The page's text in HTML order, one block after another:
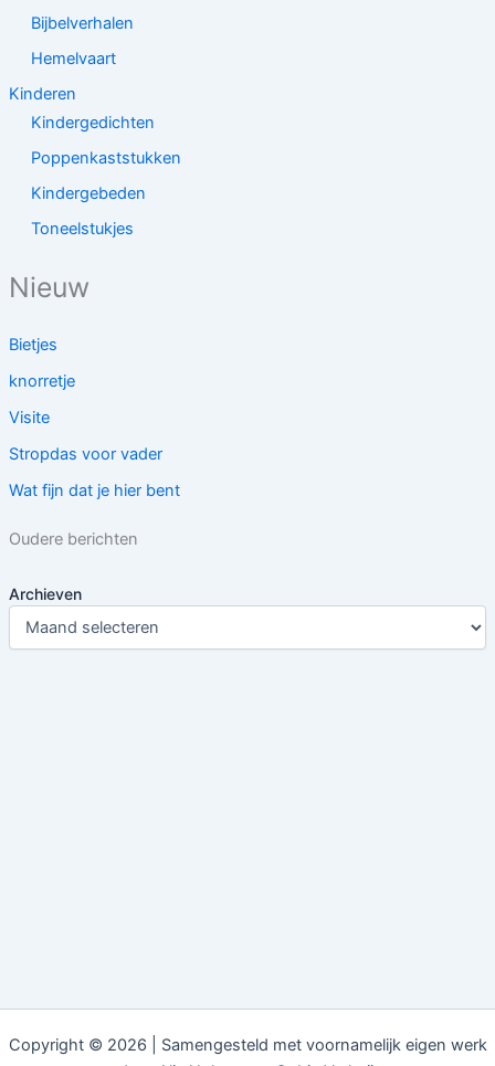
Bijbelverhalen
Hemelvaart
Kinderen
Kindergedichten
Poppenkaststukken
Kindergebeden
Toneelstukjes
Nieuw
Bietjes
knorretje
Visite
Stropdas voor vader
Wat fijn dat je hier bent
Oudere berichten
Archieven
Copyright © 2026 | Samengesteld met voornamelijk eigen werk